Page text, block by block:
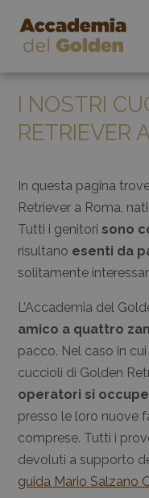
I NOSTRI
RETRIEVER
In questa pagina
Retriever a Roma,
Tutti i genitori sono
risultano esenti da
solitamente
L’Accademia del
amico a quattro
pacco. Nel caso in
cuccioli di Golden
operatori si
presso le loro nuove
comprese. Tutti i
devoluti a supporto
guida Mario Salzano